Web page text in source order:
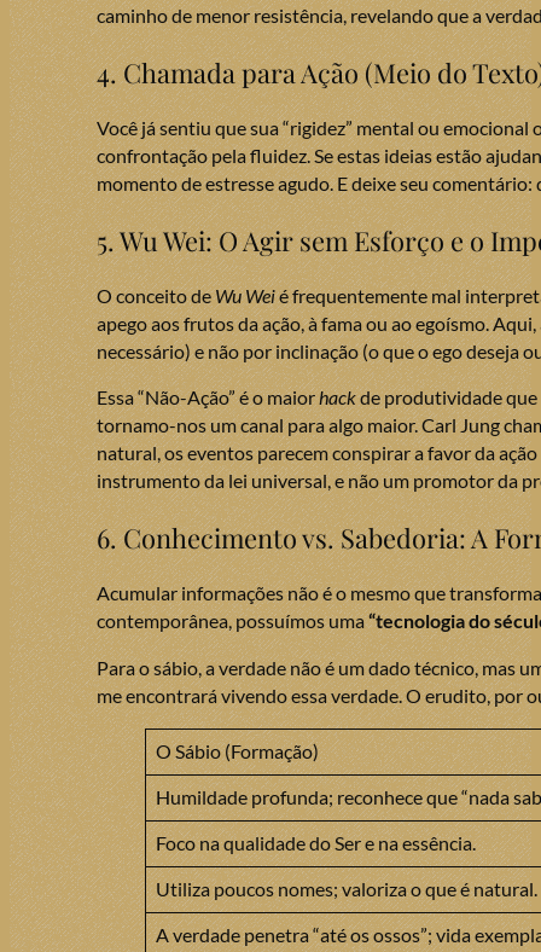
caminho de menor resistência, revelando que a
4. Chamada para Ação (Meio do
Você já sentiu que sua “rigidez” mental ou
confrontação pela fluidez. Se estas ideias estão
momento de estresse agudo. E deixe seu
5. Wu Wei: O Agir sem Esforço e o
O conceito deWu Weié frequentemente mal
apego aos frutos da ação, à fama ou ao egoísmo.
necessário) e não por inclinação (o que o ego deseja
Essa “Não-Ação” é o maiorhackde produtividade que
tornamo-nos um canal para algo maior. Carl Jung
natural, os eventos parecem conspirar a favor da
instrumento da lei universal, e não um promotor da
6. Conhecimento vs. Sabedoria: A
Acumular informações não é o mesmo que
contemporânea, possuímos uma“tecnologia do
Para o sábio, a verdade não é um dado técnico, mas
me encontrará vivendo essa verdade. O erudito, por
O Sábio (Formação)
Humildade profunda; reconhece que “nada
Foco na qualidade do Ser e na essência.
Utiliza poucos nomes; valoriza o que é natural.
A verdade penetra “até os ossos”; vida